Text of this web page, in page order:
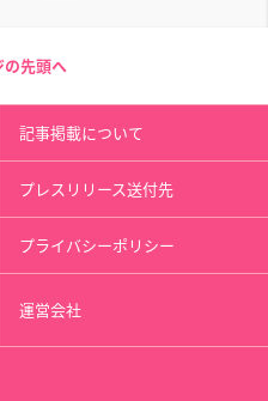
の先頭へ
記事掲載について
プレスリリース送付先
プライバシーポリシー
運営会社